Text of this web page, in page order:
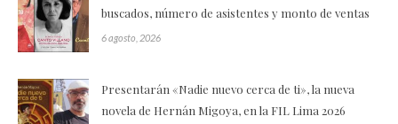
buscados, número de asistentes y monto de ventas
6 agosto, 2026
Presentarán «Nadie nuevo cerca de ti», la nueva
novela de Hernán Migoya, en la FIL Lima 2026